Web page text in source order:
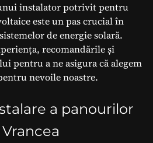
instalator potrivit pentru
este un pas crucial în
de energie solară.
recomandările și
pentru a ne asigura că alegem
nevoile noastre.
a panourilor